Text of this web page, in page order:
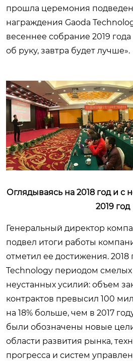
прошла церемония
награждения Gaoda
весеннее собрание 2019
об руку, завтра будет лучше».
Оглядываясь на 2018 год и с
2019 год
Генеральный директор
подвел итоги работы
отметил ее достижения. 2018
Technology периодом
неустанных усилий: объем
контрактов превысил 100
на 18% больше, чем в 2017
были обозначены новые цели
области развития рынка,
прогресса и систем